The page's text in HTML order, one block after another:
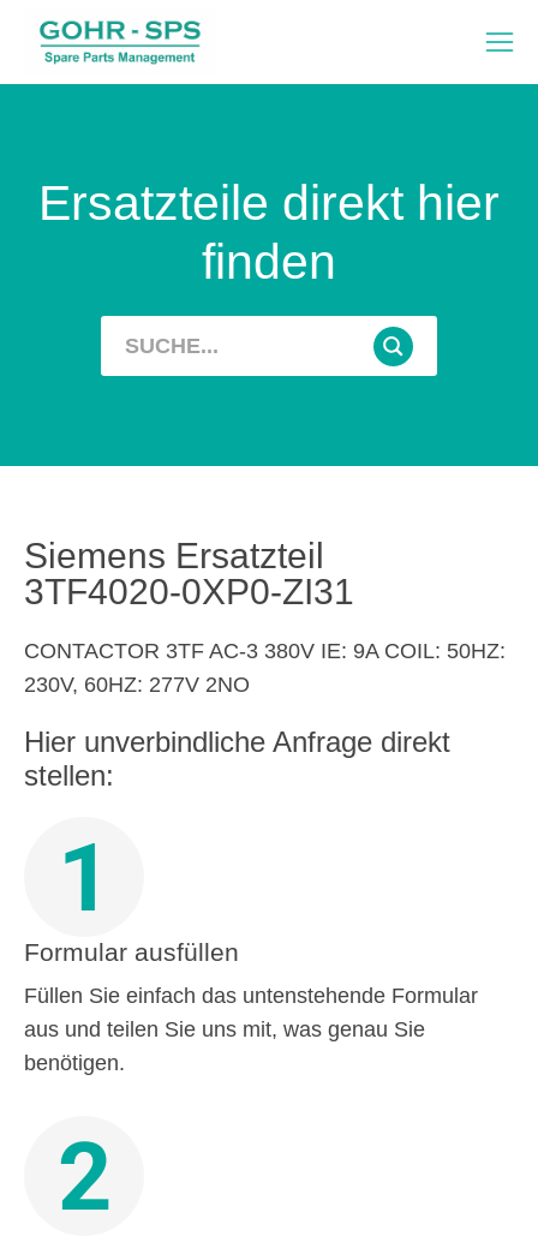
Ersatzteile direkt hier
finden
Siemens Ersatzteil
3TF4020-0XP0-ZI31
CONTACTOR 3TF AC-3 380V IE: 9A COIL: 50HZ:
230V, 60HZ: 277V 2NO
Hier unverbindliche Anfrage direkt
stellen:
1
Formular ausfüllen
Füllen Sie einfach das untenstehende Formular
aus und teilen Sie uns mit, was genau Sie
benötigen.
2